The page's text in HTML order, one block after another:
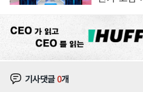
기사댓글0개